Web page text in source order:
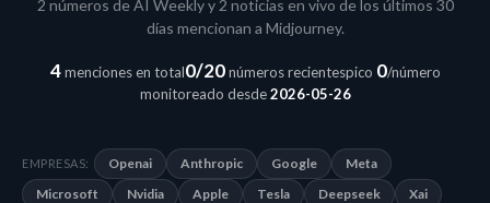
2 números de AI Weekly y 2 noticias en vivo de los últimos 30
días mencionan a Midjourney.
4menciones en total0/20números recientespico 0/número
monitoreado desde2026-05-26
EMPRESAS: Openai Anthropic Google
Meta
Microsoft
Nvidia Apple Tesla Deepseek
Xai